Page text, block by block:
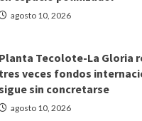
agosto 10, 2026
Planta Tecolote-La Gloria
tres veces fondos
sigue sin concretarse
agosto 10, 2026